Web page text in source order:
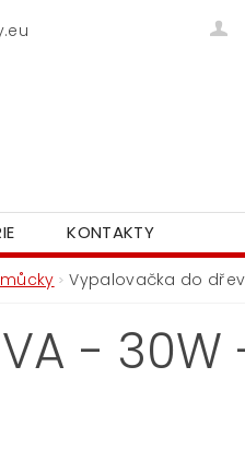
KONTAKTY
Vypalovačka do
- 30W